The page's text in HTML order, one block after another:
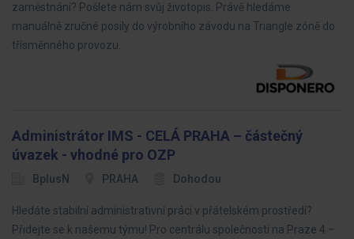
zaměstnání? Pošlete nám svůj životopis. Právě hledáme
manuálně zručné posily do výrobního závodu na Triangle zóně do
třísměnného provozu.
Administrátor IMS - CELÁ PRAHA – částečný
úvazek - vhodné pro OZP
BplusN PRAHA Dohodou
Hledáte stabilní administrativní práci v přátelském prostředí?
Přidejte se k našemu týmu! Pro centrálu společnosti na Praze 4 –